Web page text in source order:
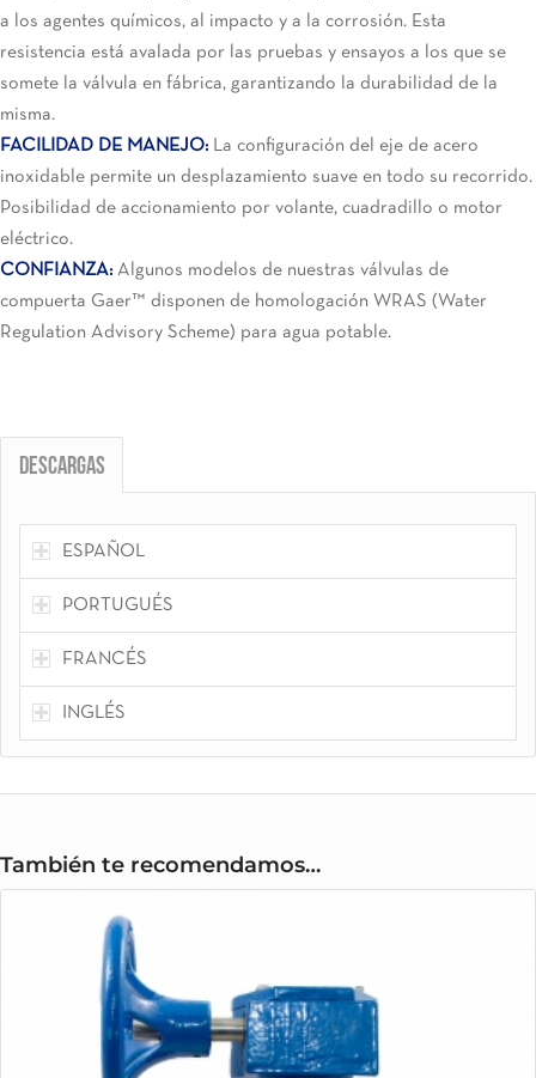
a los agentes químicos, al impacto y a la corrosión. Esta
resistencia está avalada por las pruebas y ensayos a los que se
somete la válvula en fábrica, garantizando la durabilidad de la
misma.
FACILIDAD DE MANEJO:
La configuración del eje de acero
inoxidable permite un desplazamiento suave en todo su recorrido.
Posibilidad de accionamiento por volante, cuadradillo o motor
eléctrico.
CONFIANZA: Algunos modelos de nuestras válvulas de
compuerta Gaer ™ disponen de homologación WRAS (Water
Regulation Advisory Scheme) para agua potable.
Descargas
ESPAÑOL
PORTUGUÉS
FRANCÉS
INGLÉS
También te recomendamos…